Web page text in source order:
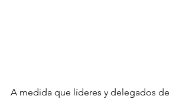
A medida que líderes y delegados de